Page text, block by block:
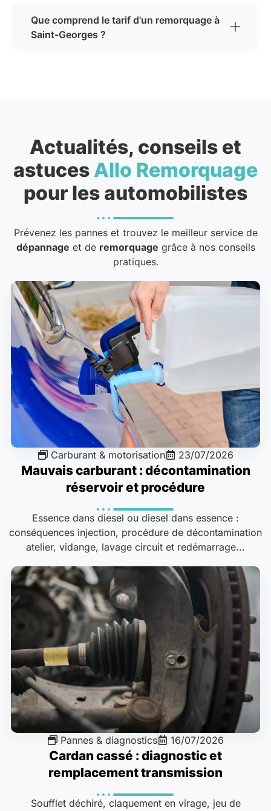
Que comprend le tarif d'un remorquage à
Saint-Georges ?
Actualités, conseils et
astuces Allo Remorquage
pour les automobilistes
Prévenez les pannes et trouvez le meilleur service de
dépannage et de remorquage grâce à nos conseils
pratiques.
Carburant & motorisation 23/07/2026
Mauvais carburant : décontamination
réservoir et procédure
Essence dans diesel ou diesel dans essence :
conséquences injection, procédure de décontamination
atelier, vidange, lavage circuit et redémarrage...
Pannes & diagnostics 16/07/2026
Cardan cassé : diagnostic et
remplacement transmission
Soufflet déchiré, claquement en virage, jeu de